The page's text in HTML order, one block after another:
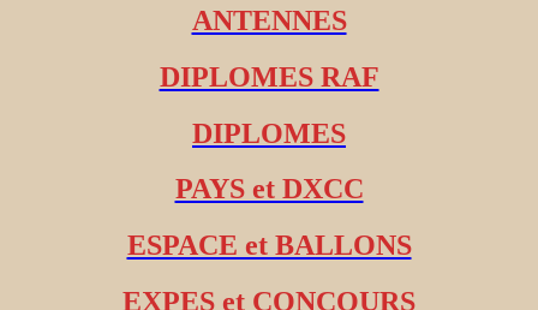
ANTENNES
DIPLOMES RAF
DIPLOMES
PAYS et DXCC
ESPACE et BALLONS
EXPES et CONCOURS